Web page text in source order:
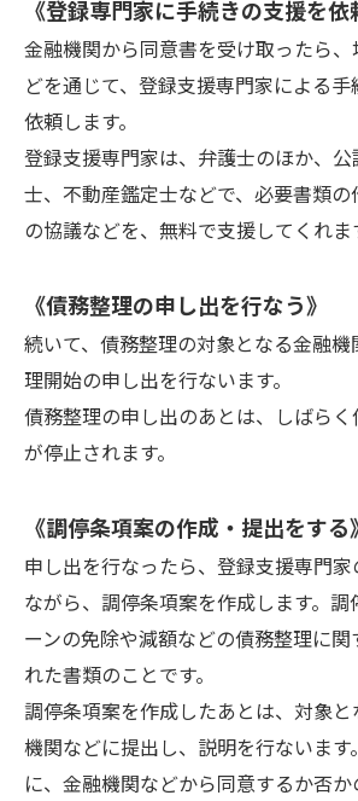
《登録専門家に手続きの支援を依
金融機関から同意書を受け取ったら
どを通じて、登録支援専門家による
依頼します。
登録支援専門家は、弁護士のほか、
士、不動産鑑定士などで、必要書類の
の協議などを、無料で支援してくれま
《債務整理の申し出を行なう》
続いて、債務整理の対象となる金融
理開始の申し出を行ないます。
債務整理の申し出のあとは、しばら
が停止されます。
《調停条項案の作成・提出をする
申し出を行なったら、登録支援専門
ながら、調停条項案を作成します。調
ーンの免除や減額などの債務整理に
れた書類のことです。
調停条項案を作成したあとは、対象
機関などに提出し、説明を行ないま
に、金融機関などから同意するか否か